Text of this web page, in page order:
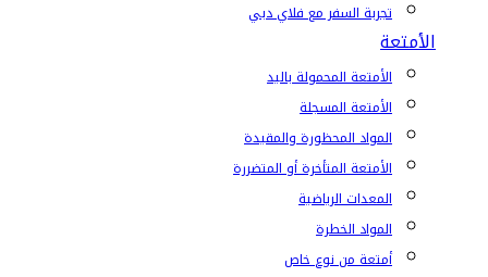
تجربة السفر مع فلاي دبي
الأمتعة
الأمتعة المحمولة باليد
الأمتعة المسجلة
المواد المحظورة والمقيدة
الأمتعة المتأخرة أو المتضررة
المعدات الرياضية
المواد الخطرة
أمتعة من نوع خاص